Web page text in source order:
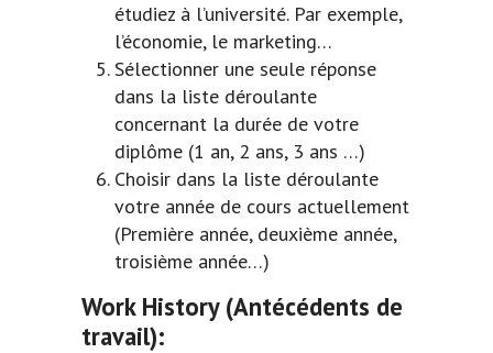
étudiez à l’université. Par exemple,
l’économie, le marketing…
Sélectionner une seule réponse
dans la liste déroulante
concernant la durée de votre
diplôme (1 an, 2 ans, 3 ans …)
Choisir dans la liste déroulante
votre année de cours actuellement
(Première année, deuxième année,
troisième année…)
Work History(Antécédents de
travail):